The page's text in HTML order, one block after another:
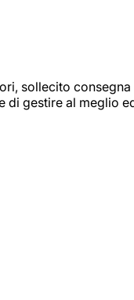
sollecito consegna
di gestire al meglio